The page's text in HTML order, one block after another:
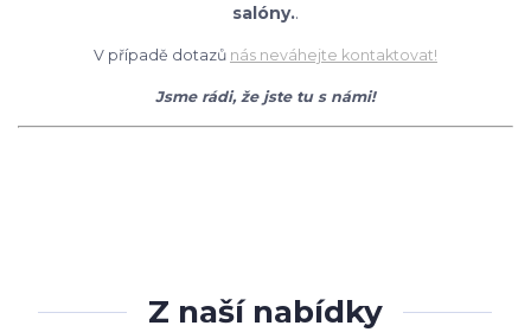
salóny..
V případě dotazů nás neváhejte kontaktovat!
Jsme rádi, že jste tu s námi!
Z naší nabídky